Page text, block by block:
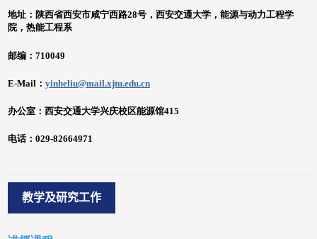
教学及研究工作